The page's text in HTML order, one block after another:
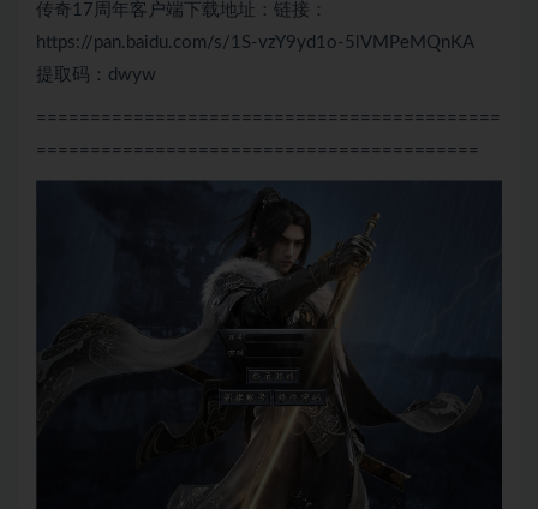
传奇17周年客户端下载地址：链接：
https://pan.baidu.com/s/1S-vzY9yd1o-5lVMPeMQnKA
提取码：dwyw
===========================================
=========================================